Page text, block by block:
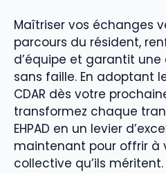
Maîtriser vos échanges
parcours du résident,
d’équipe et garantit
sans faille. En adoptant
CDAR dès votre
transformez chaque
EHPAD en un levier
maintenant pour offrir à
collective qu’ils méritent.